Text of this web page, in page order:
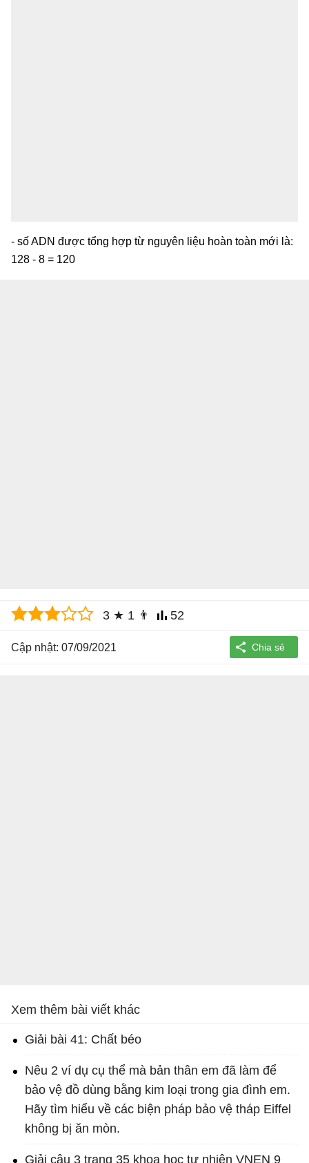
- số ADN được tổng hợp từ nguyên liệu hoàn toàn mới là:
128 - 8 = 120
3 ★ 1 👨 52
Cập nhật: 07/09/2021
Xem thêm bài viết khác
Giải bài 41: Chất béo
Nêu 2 ví dụ cụ thể mà bản thân em đã làm để
bảo vệ đồ dùng bằng kim loại trong gia đình em.
Hãy tìm hiểu về các biện pháp bảo vệ tháp Eiffel
không bị ăn mòn.
Giải câu 3 trang 35 khoa học tự nhiên VNEN 9